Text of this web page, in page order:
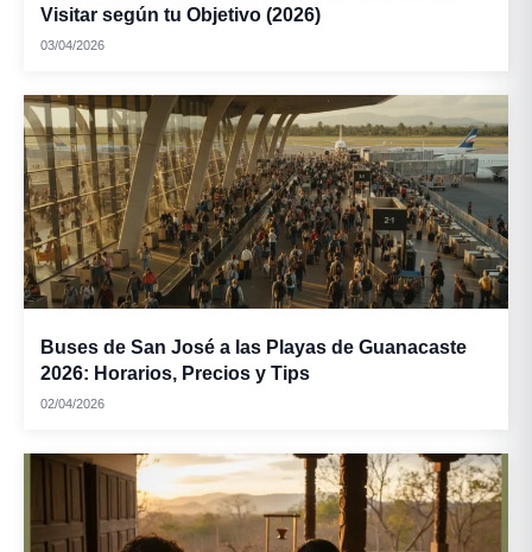
Visitar según tu Objetivo (2026)
03/04/2026
Buses de San José a las Playas de Guanacaste
2026: Horarios, Precios y Tips
02/04/2026